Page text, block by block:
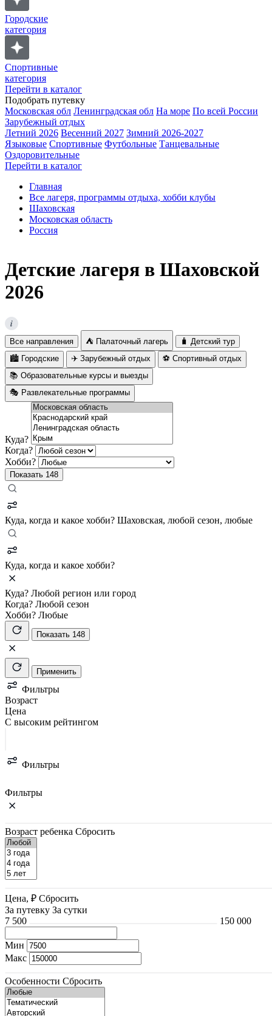
Городские
категория
Спортивные
категория
Перейти в каталог
Подобрать путевку
Московская обл Ленинградская обл На море По всей России
Зарубежный отдых
Летний 2026 Весенний 2027 Зимний 2026-2027
Языковые Спортивные Футбольные Танцевальные
Оздоровительные
Перейти в каталог
Главная
Все лагеря, программы отдыха, хобби клубы
Шаховская
Московская область
Россия
Детские лагеря в Шаховской
2026
i
Все направления ⛺ Палаточный лагерь
🧳 Детский тур
🏙️ Городские
✈️ Зарубежный отдых
⚽ Спортивный отдых
📚 Образовательные курсы и выезды
🎭 Развлекательные программы
Куда?
Когда?
Хобби?
Показать 148
Куда, когда и какое хобби? Шаховская, любой сезон, любые
Куда, когда и какое хобби?
Куда? Любой регион или город
Когда? Любой сезон
Хобби? Любые
Показать 148
Применить
Фильтры
Возраст
Цена
С высоким рейтингом
Фильтры
Фильтры
Возраст ребенка Сбросить
Цена, ₽ Сбросить
За путевку За сутки
7 500
150 000
Мин
Макс
Особенности Сбросить